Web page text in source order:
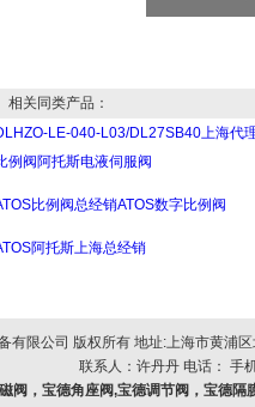
相关同类产品：
LE-040-L03/DL27SB40上海代
例阀阿托斯电液伺服阀
比例阀总经销ATOS数字比例阀
阿托斯上海总经销
有限公司 版权所有 地址:上海市黄浦
联系人：许丹丹 电话： 手
阀，宝德角座阀,宝德调节阀，宝德